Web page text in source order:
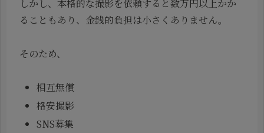
しかし、本格的な撮影を依頼すると数万円以上かか
ることもあり、金銭的負担は小さくありません。
そのため、
相互無償
格安撮影
SNS募集